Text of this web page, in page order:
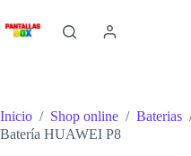
al
contenido
Inicio / Shop online / Baterias
Batería HUAWEI P8